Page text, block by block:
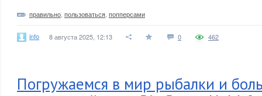
правильно пользоваться попперсами
info 8 августа 2025, 12:13 0 462
Погружаемся в мир рыбалки и